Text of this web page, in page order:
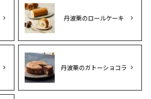
丹波栗のロールケーキ
丹波栗のガトーショコラ